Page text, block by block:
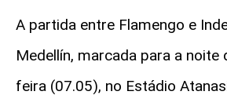
A partida entre Flamengo e
Medellín, marcada para a noite
feira (07.05), no Estádio